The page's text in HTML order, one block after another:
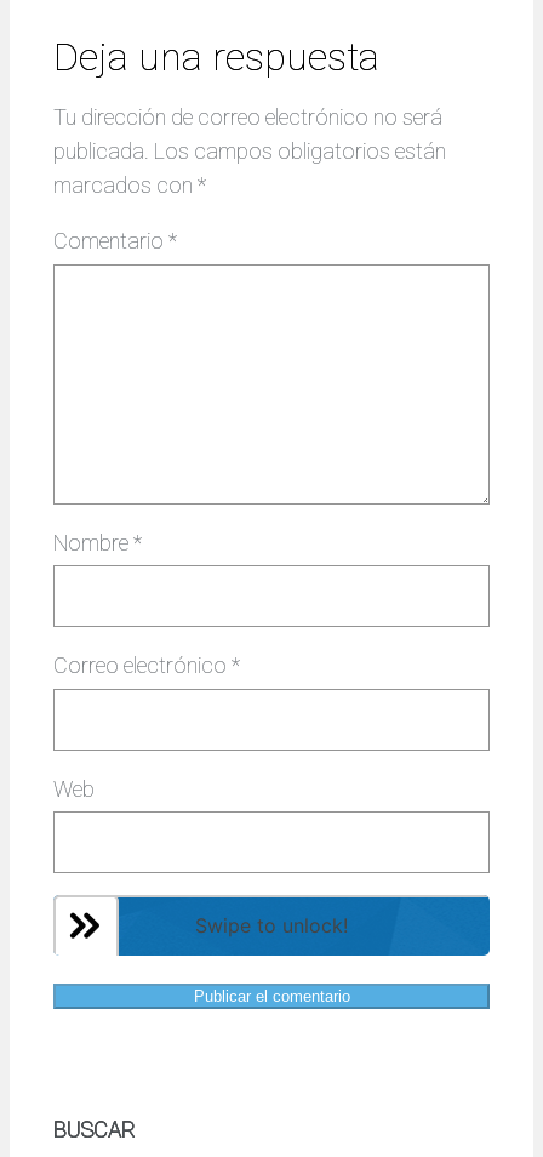
Deja una respuesta
Tu dirección de correo electrónico no será
publicada. Los campos obligatorios están
marcados con *
Comentario *
Nombre*
Correo electrónico *
Web
Swipe to unlock!
BUSCAR